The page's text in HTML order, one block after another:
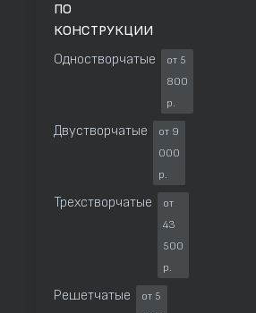
ПО
КОНСТРУКЦИИ
Одностворчатые
от 5
800
р.
Двустворчатые
от 9
000
р.
Трехстворчатые
от
43
500
р.
Решетчатые
от 5